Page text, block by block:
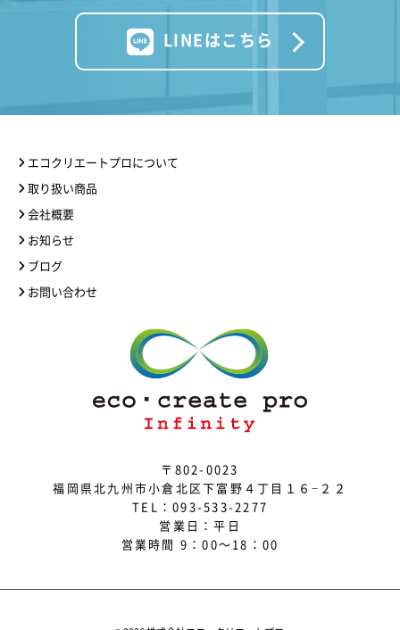
LINEはこちら
エコクリエートプロについて
取り扱い商品
会社概要
お知らせ
ブログ
お問い合わせ
〒802-0023
福岡県北九州市小倉北区下富野４丁目１６−２２
TEL： 093-533-2277
営業日：平日
営業時間 9：00～18：00